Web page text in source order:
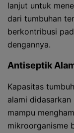
lanjut untuk
dari tumbuhan
berkontribusi
dengannya.
Antiseptik
Kapasitas
alami
mampu
mikroorganisme